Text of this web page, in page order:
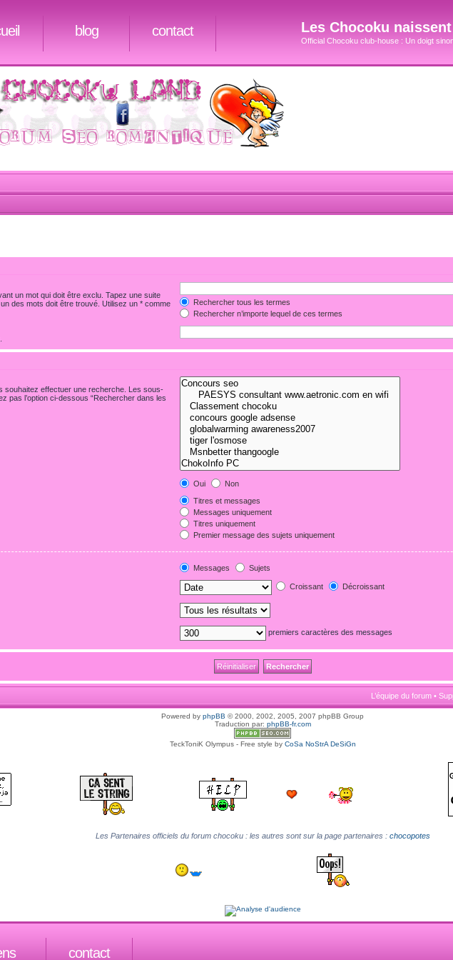
Les Chocoku
Official Chocoku club-house : Un doigt
blog contact
un mot qui doit être exclu. Tapez une suite
des mots doit être trouvé. Utilisez un * comme
Rechercher tous les termes
Rechercher n’importe lequel de ces termes
souhaitez effectuer une recherche. Les sous-
pas l’option ci-dessous “Rechercher dans les
Oui
Non
Titres et messages
Messages uniquement
Titres uniquement
Premier message des sujets uniquement
Messages
Sujets
Croissant Décroissant
premiers caractères des messages
L’équipe du forum •
Powered by phpBB © 2000, 2002, 2005, 2007 phpBB Group
Traduction par: phpBB-fr.com
TeckToniK Olympus - Free style by CoSa NoStrA DeSiGn
Les Partenaires officiels du forum chocoku : les autres sont sur la page partenaires : chocopotes
contact